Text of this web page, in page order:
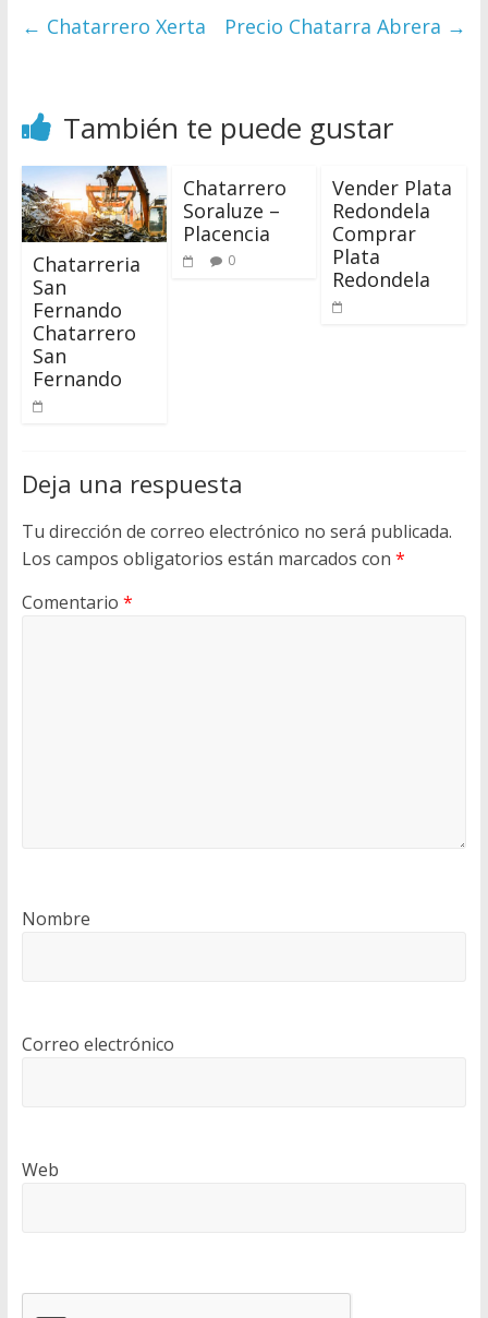
← Chatarrero Xerta Precio Chatarra Abrera →
También te puede gustar
Chatarreria
San
Fernando
Chatarrero
San
Fernando
Chatarrero
Soraluze –
Placencia
0
Vender Plata
Redondela
Comprar
Plata
Redondela
Deja una respuesta
Tu dirección de correo electrónico no será publicada.
Los campos obligatorios están marcados con *
Comentario *
Nombre
Correo electrónico
Web